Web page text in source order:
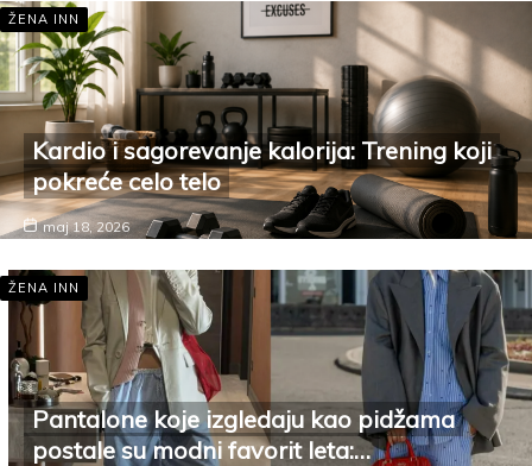
ŽENA INN
Kardio i sagorevanje kalorija: Trening koji
pokreće celo telo
maj 18, 2026
ŽENA INN
Pantalone koje izgledaju kao pidžama
postale su modni favorit leta:…